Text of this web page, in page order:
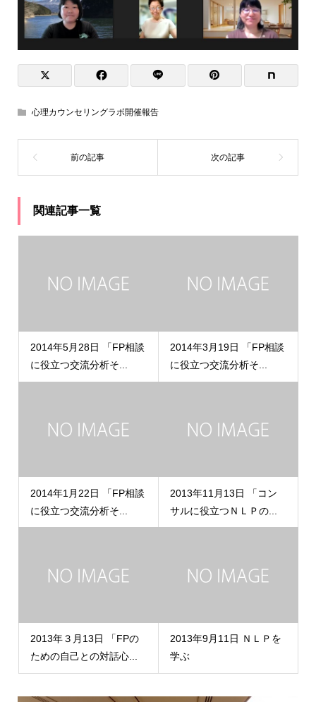
心理カウンセリングラボ開催報告
関連記事一覧
2014年5月28日 「FP相談
に役立つ交流分析そ...
2014年3月19日 「FP相談
に役立つ交流分析そ...
2014年1月22日 「FP相談
に役立つ交流分析そ...
2013年11月13日 「コン
サルに役立つＮＬＰの...
2013年３月13日 「FPの
ための自己との対話心...
2013年9月11日 ＮＬＰを
学ぶ